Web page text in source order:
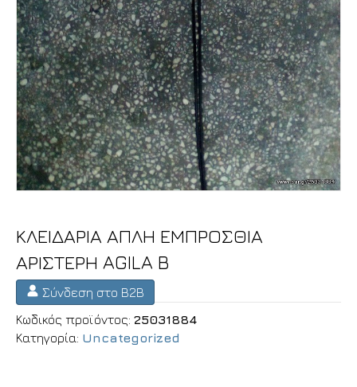
ΚΛΕΙΔΑΡΙΑ ΑΠΛΗ ΕΜΠΡΟΣΘΙΑ
ΑΡΙΣΤΕΡΗ AGILA B
Σύνδεση στο B2B
Κωδικός προϊόντος: 25031884
Κατηγορία: Uncategorized